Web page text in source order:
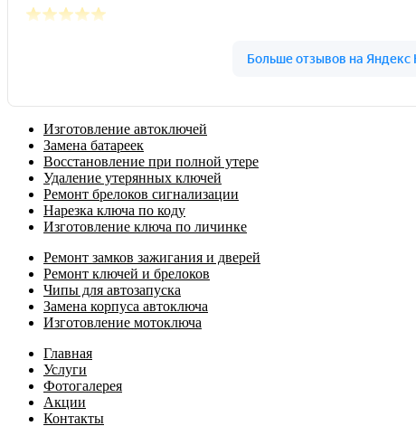
Изготовление автоключей
Замена батареек
Восстановление при полной утере
Удаление утерянных ключей
Ремонт брелоков сигнализации
Нарезка ключа по коду
Изготовление ключа по личинке
Ремонт замков зажигания и дверей
Ремонт ключей и брелоков
Чипы для автозапуска
Замена корпуса автоключа
Изготовление мотоключа
Главная
Услуги
Фотогалерея
Акции
Контакты